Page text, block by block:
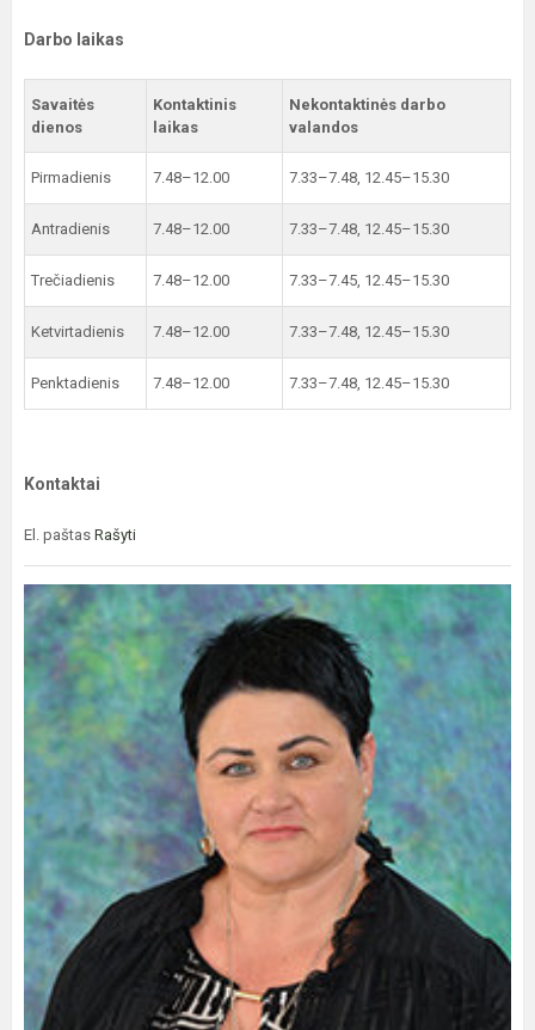
Darbo laikas
Savaitės
dienos
Kontaktinis
laikas
Nekontaktinės darbo
valandos
Pirmadienis 7.48–12.00 7.33–7.48, 12.45–15.30
Antradienis 7.48–12.00 7.33–7.48, 12.45–15.30
Trečiadienis 7.48–12.00 7.33–7.45, 12.45–15.30
Ketvirtadienis 7.48–12.00 7.33–7.48, 12.45–15.30
Penktadienis 7.48–12.00 7.33–7.48, 12.45–15.30
Kontaktai
El. paštas Rašyti